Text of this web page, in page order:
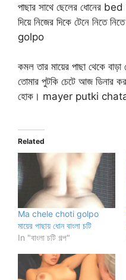
পাছার সাথে ছেলের ধোনের bed
দিয়ে নিজের দিকে টেনে নিতে
golpo
কমল তার মায়ের পাছা থেকে
তোমার পুটকি চেটে আজ ডিনার
হোক। mayer putki chata
Related
Ma chele choti golpo
মায়ের পাছায় ধোন বাংলা চটি
In "বাংলা চটি গল্প"